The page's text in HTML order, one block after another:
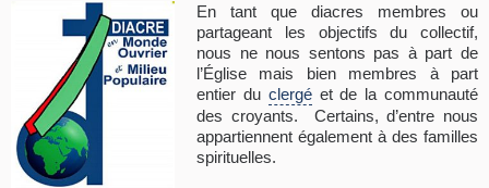
En tant que diacres membres ou
partageant les objectifs du collectif,
nous ne nous sentons pas à part de
l’Église mais bien membres à part
entier du clergéet de la communauté
des croyants. Certains, d’entre nous
appartiennent également à des familles
spirituelles.